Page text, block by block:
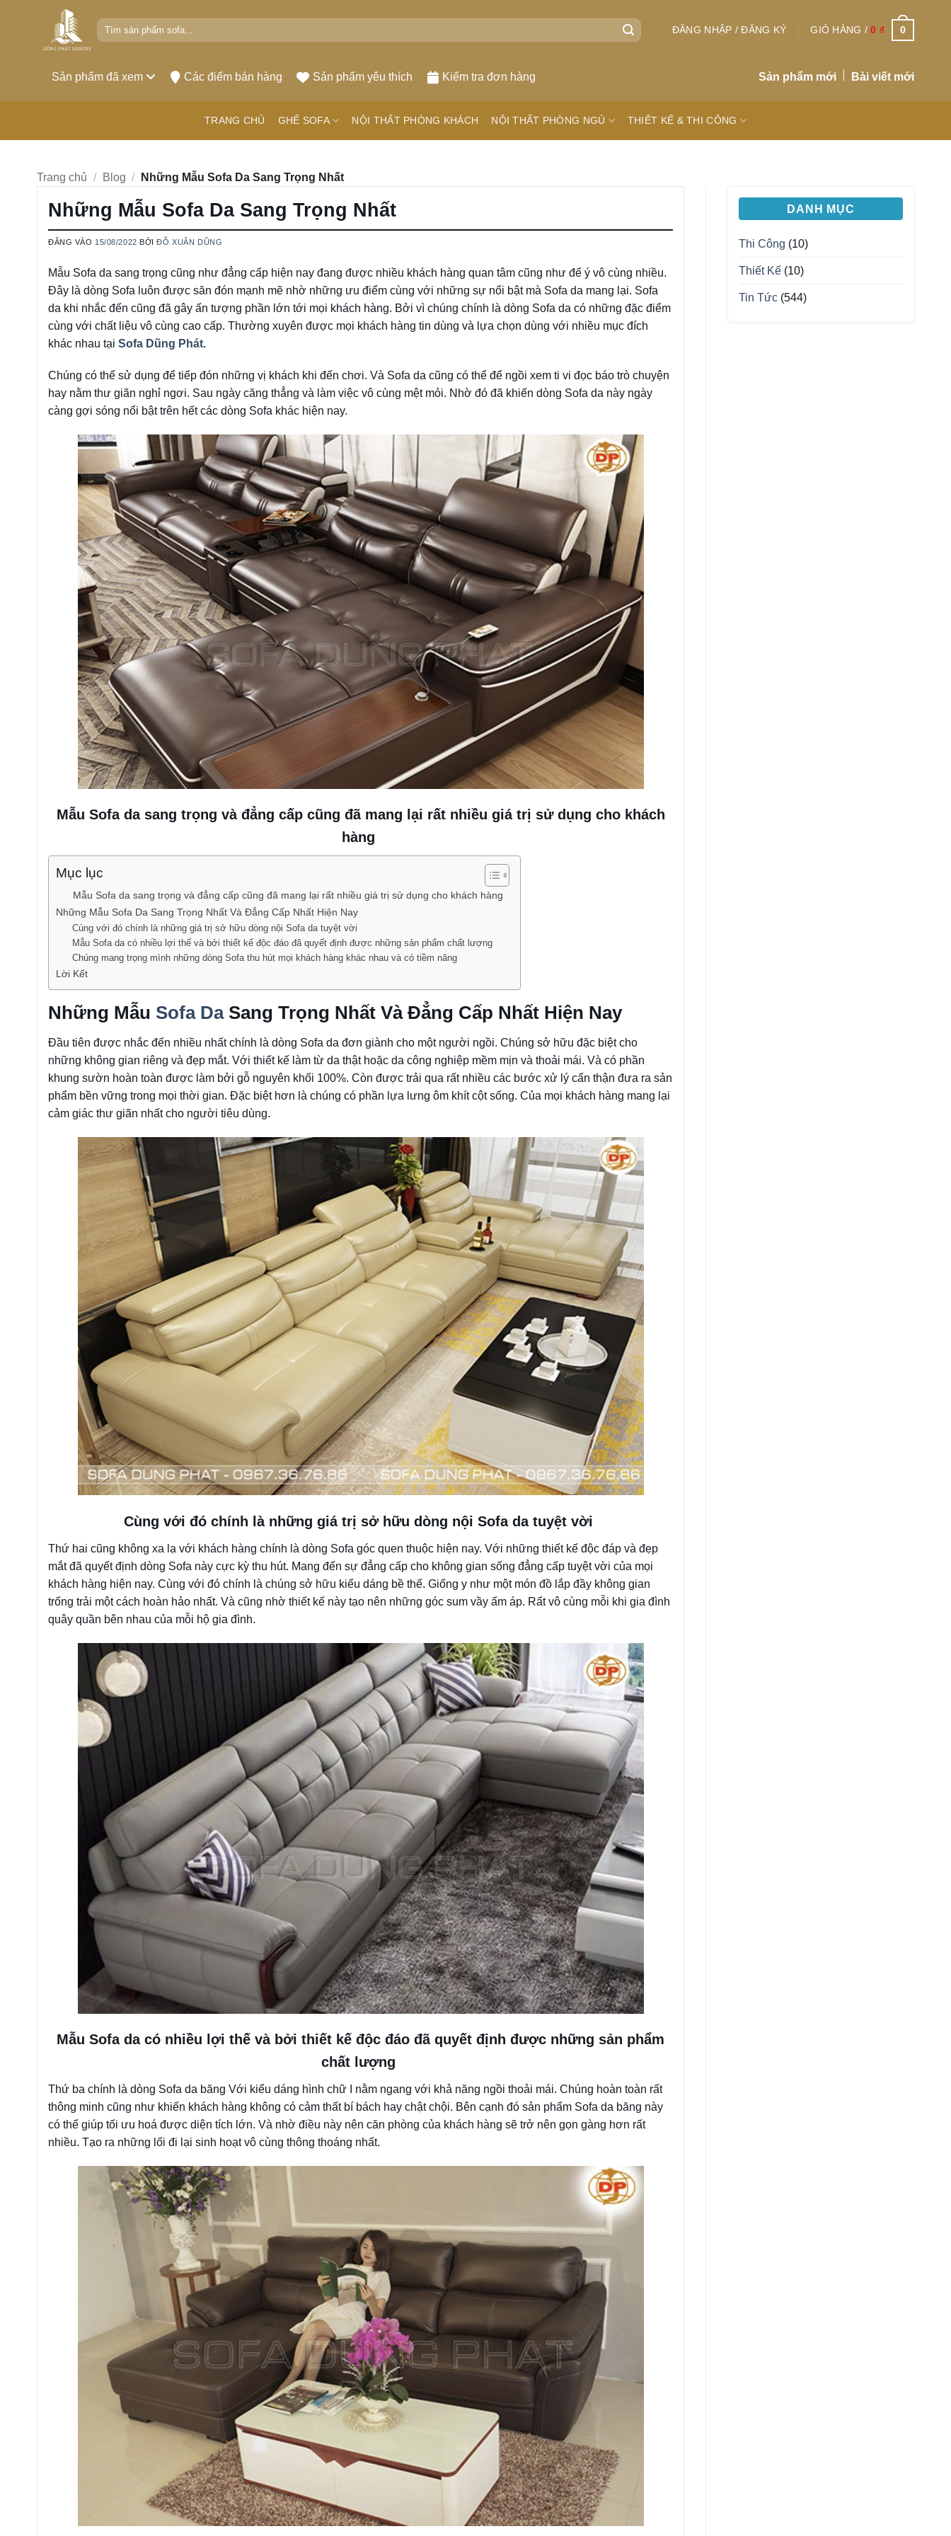
Tìm
kiếm:
ĐĂNG NHẬP / ĐĂNG KÝ GIỎ HÀNG /0 ₫ 0
Sản phẩm đã xem Các điểm bán hàng Sản phẩm yêu thích Kiểm tra đơn hàng Sản phẩm mới Bài viết mới
TRANG CHỦ GHẾ SOFA NỘI THẤT PHÒNG KHÁCH NỘI THẤT PHÒNG NGỦ THIẾT KẾ & THI CÔNG
Trang chủ / Blog / Những Mẫu Sofa Da Sang Trọng Nhất
Những Mẫu Sofa Da Sang Trọng Nhất
ĐĂNG VÀO 15/08/2022 BỞIĐỖ XUÂN DŨNG
Mẫu Sofa da sang trọng cũng như đẳng cấp hiện nay đang được nhiều khách hàng quan tâm cũng như để ý vô cùng nhiều.
Đây là dòng Sofa luôn được săn đón mạnh mẽ nhờ những ưu điểm cùng với những sự nổi bật mà Sofa da mang lại. Sofa
da khi nhắc đến cũng đã gây ấn tượng phần lớn tới mọi khách hàng. Bởi vì chúng chính là dòng Sofa da có những đặc điểm
cùng với chất liệu vô cùng cao cấp. Thường xuyên được mọi khách hàng tin dùng và lựa chọn dùng với nhiều mục đích
khác nhau tại Sofa Dũng Phát.
Chúng có thể sử dụng để tiếp đón những vị khách khi đến chơi. Và Sofa da cũng có thể để ngồi xem ti vi đọc báo trò chuyện
hay nằm thư giãn nghỉ ngơi. Sau ngày căng thẳng và làm việc vô cùng mệt mỏi. Nhờ đó đã khiến dòng Sofa da này ngày
càng gợi sóng nổi bật trên hết các dòng Sofa khác hiện nay.
Mẫu Sofa da sang trọng và đẳng cấp cũng đã mang lại rất nhiều giá trị sử dụng cho khách
hàng
Mục lục
Mẫu Sofa da sang trọng và đẳng cấp cũng đã mang lại rất nhiều giá trị sử dụng cho khách hàng
Những Mẫu Sofa Da Sang Trọng Nhất Và Đẳng Cấp Nhất Hiện Nay
Cùng với đó chính là những giá trị sở hữu dòng nội Sofa da tuyệt vời
Mẫu Sofa da có nhiều lợi thế và bởi thiết kế độc đáo đã quyết định được những sản phẩm chất lượng
Chúng mang trọng mình những dòng Sofa thu hút mọi khách hàng khác nhau và có tiềm năng
Lời Kết
Những Mẫu Sofa DaSang Trọng Nhất Và Đẳng Cấp Nhất Hiện Nay
Đầu tiên được nhắc đến nhiều nhất chính là dòng Sofa da đơn giành cho một người ngồi. Chúng sở hữu đặc biệt cho
những không gian riêng và đẹp mắt. Với thiết kế làm từ da thật hoặc da công nghiệp mềm mịn và thoải mái. Và có phần
khung sườn hoàn toàn được làm bởi gỗ nguyên khối 100%. Còn được trải qua rất nhiều các bước xử lý cẩn thận đưa ra sản
phẩm bền vững trong mọi thời gian. Đặc biệt hơn là chúng có phần lựa lưng ôm khít cột sống. Của mọi khách hàng mang lại
cảm giác thư giãn nhất cho người tiêu dùng.
Cùng với đó chính là những giá trị sở hữu dòng nội Sofa da tuyệt vời
Thứ hai cũng không xa lạ với khách hàng chính là dòng Sofa góc quen thuộc hiện nay. Với những thiết kế độc đáp và đẹp
mắt đã quyết định dòng Sofa này cực kỳ thu hút. Mang đến sự đẳng cấp cho không gian sống đẳng cấp tuyệt vời của mọi
khách hàng hiện nay. Cùng với đó chính là chúng sở hữu kiểu dáng bề thế. Giống y như một món đồ lắp đầy không gian
trống trải một cách hoàn hảo nhất. Và cũng nhờ thiết kế này tạo nên những góc sum vầy ấm áp. Rất vô cùng mỗi khi gia đình
quây quần bên nhau của mỗi hộ gia đình.
Mẫu Sofa da có nhiều lợi thế và bởi thiết kế độc đáo đã quyết định được những sản phẩm
chất lượng
Thứ ba chính là dòng Sofa da băng Với kiểu dáng hình chữ I nằm ngang với khả năng ngồi thoải mái. Chúng hoàn toàn rất
thông minh cũng như khiến khách hàng không có cảm thất bí bách hay chật chội. Bên cạnh đó sản phẩm Sofa da băng này
có thể giúp tối ưu hoá được diện tích lớn. Và nhờ điều này nên căn phòng của khách hàng sẽ trở nên gọn gàng hơn rất
nhiều. Tạo ra những lối đi lại sinh hoạt vô cùng thông thoáng nhất.
DANH MỤC
Thi Công (10)
Thiết Kế (10)
Tin Tức (544)